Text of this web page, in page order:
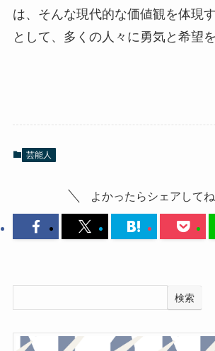
は、そんな現代的な価値観を体現
として、多くの人々に勇気と希望
芸能人
よかったらシェアしてね
検索